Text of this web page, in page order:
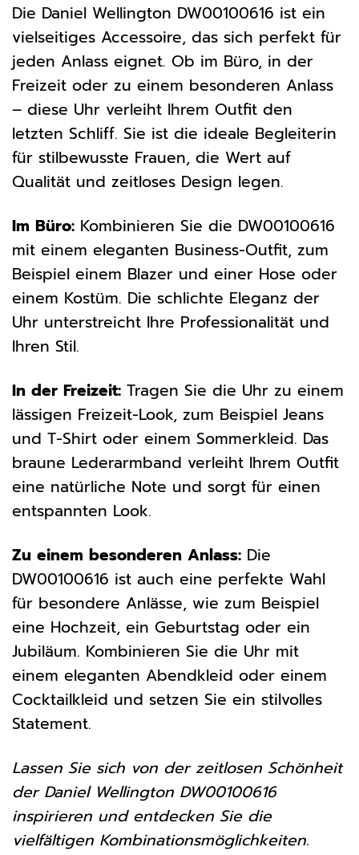
Die Daniel Wellington DW00100616 ist ein
vielseitiges Accessoire, das sich perfekt für
jeden Anlass eignet. Ob im Büro, in der
Freizeit oder zu einem besonderen Anlass
– diese Uhr verleiht Ihrem Outfit den
letzten Schliff. Sie ist die ideale Begleiterin
für stilbewusste Frauen, die Wert auf
Qualität und zeitloses Design legen.
Im Büro: Kombinieren Sie die DW00100616
mit einem eleganten Business-Outfit, zum
Beispiel einem Blazer und einer Hose oder
einem Kostüm. Die schlichte Eleganz der
Uhr unterstreicht Ihre Professionalität und
Ihren Stil.
In der Freizeit: Tragen Sie die Uhr zu einem
lässigen Freizeit-Look, zum Beispiel Jeans
und T-Shirt oder einem Sommerkleid. Das
braune Lederarmband verleiht Ihrem Outfit
eine natürliche Note und sorgt für einen
entspannten Look.
Zu einem besonderen Anlass: Die
DW00100616 ist auch eine perfekte Wahl
für besondere Anlässe, wie zum Beispiel
eine Hochzeit, ein Geburtstag oder ein
Jubiläum. Kombinieren Sie die Uhr mit
einem eleganten Abendkleid oder einem
Cocktailkleid und setzen Sie ein stilvolles
Statement.
Lassen Sie sich von der zeitlosen Schönheit
der Daniel Wellington DW00100616
inspirieren und entdecken Sie die
vielfältigen Kombinationsmöglichkeiten.